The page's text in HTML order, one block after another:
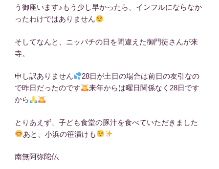
う御座います♪もう少し早かったら、インフルにならなか
ったわけではありません
そしてなんと、ニッパチの日を間違えた御門徒さんが来
寺。
申し訳ありません
28日が土日の場合は前日の友引なの
で昨日だったのです
来年からは曜日関係なく28日です
から
とりあえず、子ども食堂の豚汁を食べていただきました
あと、小浜の笹漬けも
南無阿弥陀仏